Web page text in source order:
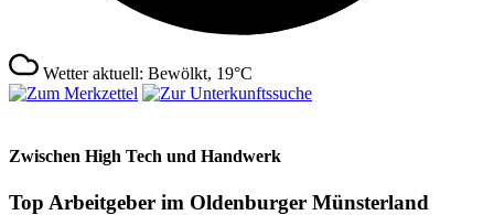
Wetter aktuell: Bewölkt, 19°C
Zwischen High Tech und Handwerk
Top Arbeitgeber im Oldenburger Münsterland